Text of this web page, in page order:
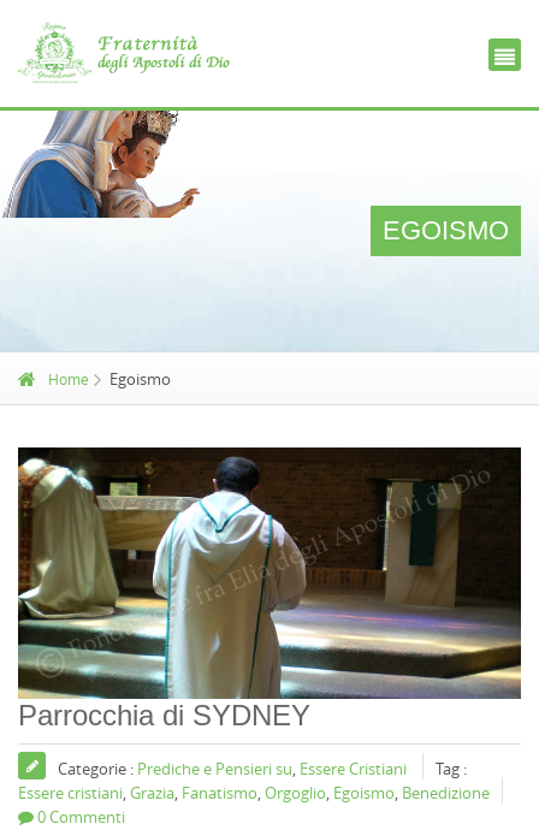
EGOISMO
Home Egoismo
Parrocchia di SYDNEY
Categorie : Prediche e Pensieri su, Essere Cristiani
Tag :
Essere cristiani,Grazia, Fanatismo,Orgoglio, Egoismo, Benedizione
0 Commenti